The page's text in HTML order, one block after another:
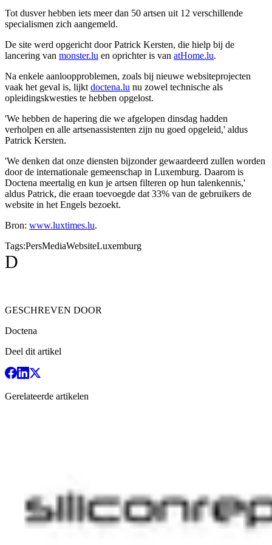
Tot dusver hebben iets meer dan 50 artsen uit 12 verschillende
specialismen zich aangemeld.
De site werd opgericht door Patrick Kersten, die hielp bij de
lancering van monster.lu en oprichter is van atHome.lu.
Na enkele aanloopproblemen, zoals bij nieuwe websiteprojecten
vaak het geval is, lijkt doctena.lu nu zowel technische als
opleidingskwesties te hebben opgelost.
'We hebben de hapering die we afgelopen dinsdag hadden
verholpen en alle artsenassistenten zijn nu goed opgeleid,' aldus
Patrick Kersten.
'We denken dat onze diensten bijzonder gewaardeerd zullen worden
door de internationale gemeenschap in Luxemburg. Daarom is
Doctena meertalig en kun je artsen filteren op hun talenkennis,'
aldus Patrick, die eraan toevoegde dat 33% van de gebruikers de
website in het Engels bezoekt.
Bron: www.luxtimes.lu.
Tags:PersMediaWebsiteLuxemburg
D
GESCHREVEN DOOR
Doctena
Deel dit artikel
Gerelateerde artikelen